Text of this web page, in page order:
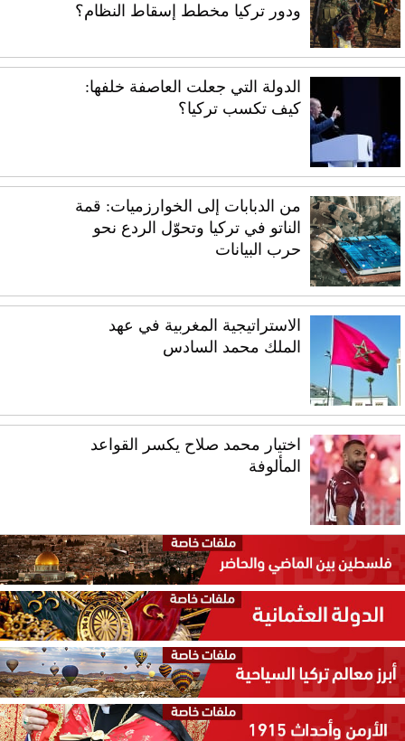
ودور تركيا مخطط إسقاط النظام؟
الدولة التي جعلت العاصفة خلفها:
كيف تكسب تركيا؟
من الدبابات إلى الخوارزميات: قمة
الناتو في تركيا وتحوّل الردع نحو
حرب البيانات
الاستراتيجية المغربية في عهد
الملك محمد السادس
اختيار محمد صلاح يكسر القواعد
المألوفة